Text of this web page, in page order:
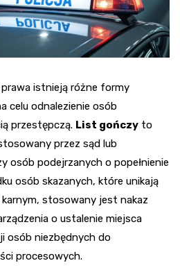
istnieją różne formy
celu odnalezienie osób
przestępczą. List gończy to
przez sąd lub
osób podejrzanych o popełnienie
osób skazanych, które unikają
karnym, stosowany jest nakaz
o ustalenie miejsca
osób niezbędnych do
procesowych.